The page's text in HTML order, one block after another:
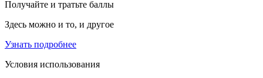
Получайте и тратьте баллы
Здесь можно и то, и другое
Узнать подробнее
Условия использования